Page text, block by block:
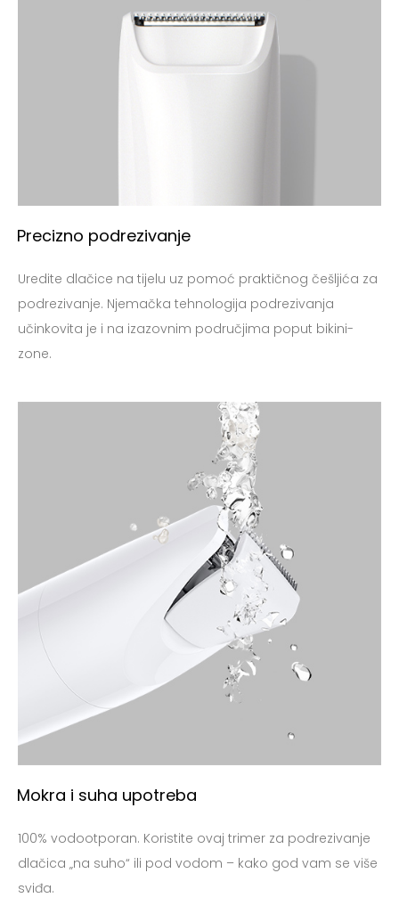
Precizno podrezivanje
Uredite dlačice na tijelu uz pomoć praktičnog češljića za
podrezivanje. Njemačka tehnologija podrezivanja
učinkovita je i na izazovnim područjima poput bikini-
zone.
Mokra i suha upotreba
100% vodootporan. Koristite ovaj trimer za podrezivanje
dlačica „na suho“ ili pod vodom – kako god vam se više
sviđa.